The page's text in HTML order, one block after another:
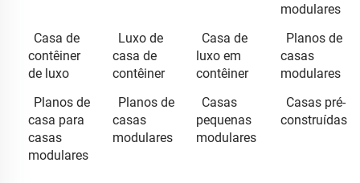
modulares
Casa de
contêiner
de luxo
Luxo de
casa de
contêiner
Casa de
luxo em
contêiner
Planos de
casas
modulares
Planos de
casa para
casas
modulares
Planos de
casas
modulares
Casas
pequenas
modulares
Casas pré-
construídas